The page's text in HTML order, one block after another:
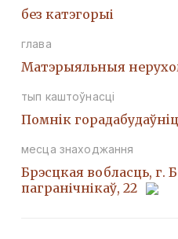
без катэгорыі
глава
Матэрыяльныя
тып каштоўнасці
Помнiк
месца знаходжання
Брэсцкая вобласць, г.
пагранічнікаў, 22